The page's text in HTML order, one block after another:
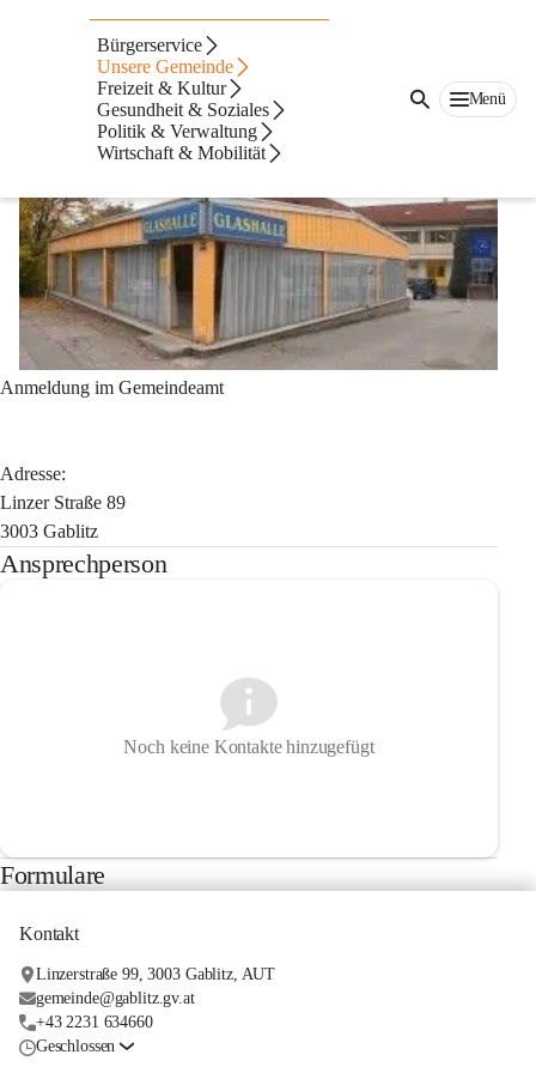
Bürgerservice
Unsere Gemeinde
Freizeit & Kultur
Gesundheit & Soziales
Politik & Verwaltung
Wirtschaft & Mobilität
Menü
Glashalle
Anmeldung im Gemeindeamt
Adresse:
Linzer Straße 89
3003 Gablitz
Ansprechperson
Noch keine Kontakte hinzugefügt
Formulare
Kontakt
Linzerstraße 99, 3003 Gablitz, AUT
gemeinde@gablitz.gv.at
+43 2231 634660
Geschlossen